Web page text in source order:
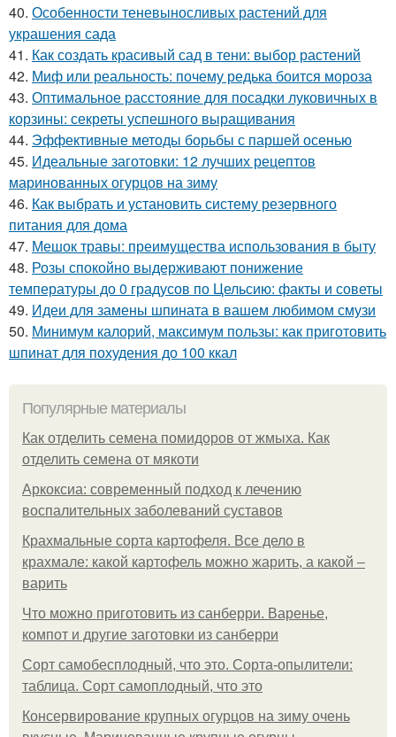
40. Особенности теневыносливых растений для
украшения сада
41. Как создать красивый сад в тени: выбор растений
42. Миф или реальность: почему редька боится мороза
43. Оптимальное расстояние для посадки луковичных в
корзины: секреты успешного выращивания
44. Эффективные методы борьбы с паршей осенью
45. Идеальные заготовки: 12 лучших рецептов
маринованных огурцов на зиму
46. Как выбрать и установить систему резервного
питания для дома
47. Мешок травы: преимущества использования в быту
48. Розы спокойно выдерживают понижение
температуры до 0 градусов по Цельсию: факты и советы
49. Идеи для замены шпината в вашем любимом смузи
50. Минимум калорий, максимум пользы: как приготовить
шпинат для похудения до 100 ккал
Популярные материалы
Как отделить семена помидоров от жмыха. Как
отделить семена от мякоти
Аркоксиа: современный подход к лечению
воспалительных заболеваний суставов
Крахмальные сорта картофеля. Все дело в
крахмале: какой картофель можно жарить, а какой –
варить
Что можно приготовить из санберри. Варенье,
компот и другие заготовки из санберри
Сорт самобесплодный, что это. Сорта-опылители:
таблица. Сорт самоплодный, что это
Консервирование крупных огурцов на зиму очень